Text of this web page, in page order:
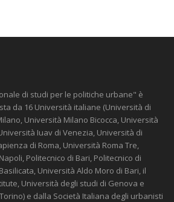
di studi per le politiche urbane" è
da 16 Università italiane (Università di
Università Milano Bicocca, Università
Iuav di Venezia, Università di
di Roma, Università Roma Tre,
Politecnico di Bari, Politecnico di
Università Aldo Moro di Bari, il
Università degli studi di Genova e
e dalla Società Italiana degli urbanisti